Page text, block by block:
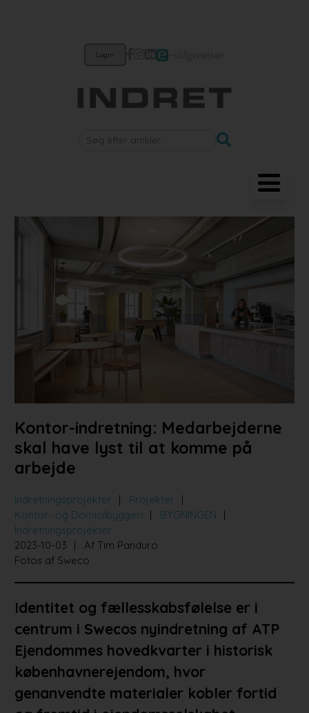
Login
Møbler
Bad og køkken
Indretningsprojekter
Portrætter
Kontor-indretning: Medarbejderne
skal have lyst til at komme på
arbejde
Indretningsprojekter
Projekter
Kontor- og Domicilbyggeri
BYGNINGEN
Indretningsprojekter
2023-10-03
Af Tim Panduro
Fotos af Sweco
Identitet og fællesskabsfølelse er i
centrum i Swecos nyindretning af ATP
Ejendommes hovedkvarter i historisk
københavnerejendom, hvor
genanvendte materialer kobler fortid